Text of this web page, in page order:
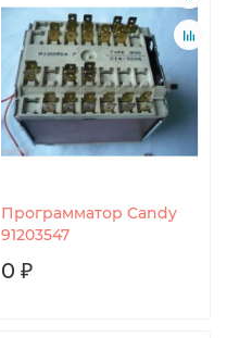
Программатор Candy
91203547
0 ₽